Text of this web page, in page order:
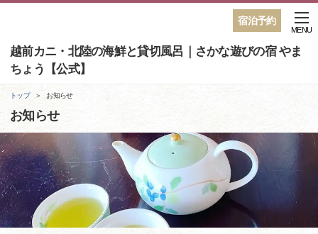
宿泊予約
越前カニ・北陸の海鮮と貸切風呂｜さかな遊びの宿 やま
ちょう【公式】
MENU
トップ お知らせ
お知らせ